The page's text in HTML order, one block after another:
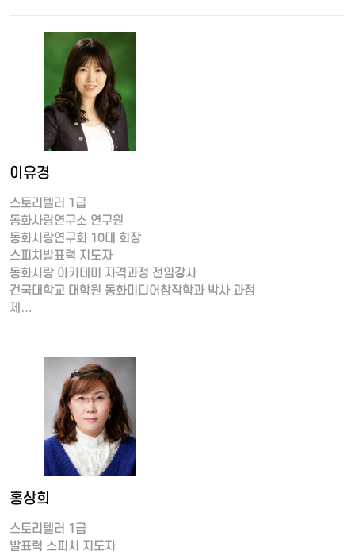
이유경
스토리텔러 1급
동화사랑연구소 연구원
동화사랑연구회 10대 회장
스피치발표력 지도자
동화사랑 아카데미 자격과정 전임강사
건국대학교 대학원 동화미디어창작학과 박사 과정
제…
홍상희
스토리텔러 1급
발표력 스피치 지도자